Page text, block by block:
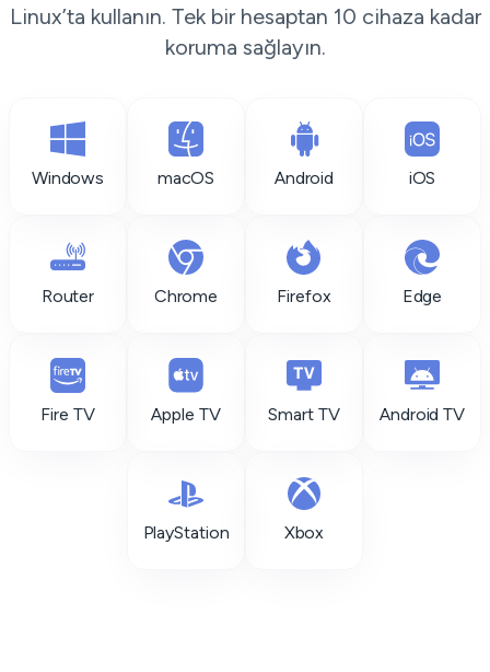
Linux’ta kullanın. Tek bir hesaptan 10 cihaza kadar
koruma sağlayın.
Windows macOS Android iOS
Router Chrome Firefox Edge
Fire TV Apple TV Smart TV Android TV
PlayStation Xbox